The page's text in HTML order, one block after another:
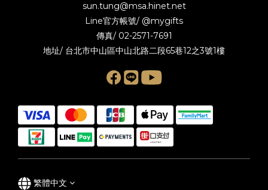
sun.tung@msa.hinet.net
Line官方帳號/ @mygifts
傳真/ 02-2571-7691
地址/ 台北市中山區中山北路二段65巷12之3號1樓
繁體中文